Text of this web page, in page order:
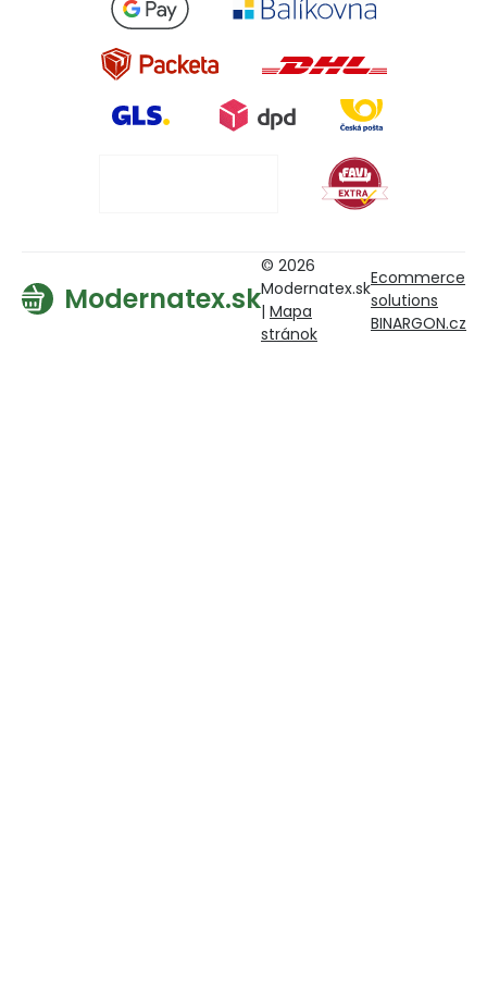
Modernatex.sk
© 2026
Modernatex.sk
| Mapa
stránok
Ecommerce
solutions
BINARGON.cz